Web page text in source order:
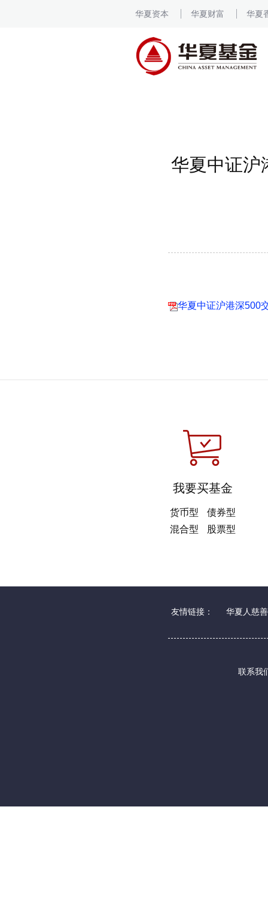
华夏资本 华夏财富 华夏
华夏中证沪
华夏中证沪港深500
我要买基金
货币型
债券型
混合型
股票型
友情链接： 华夏人慈
联系我